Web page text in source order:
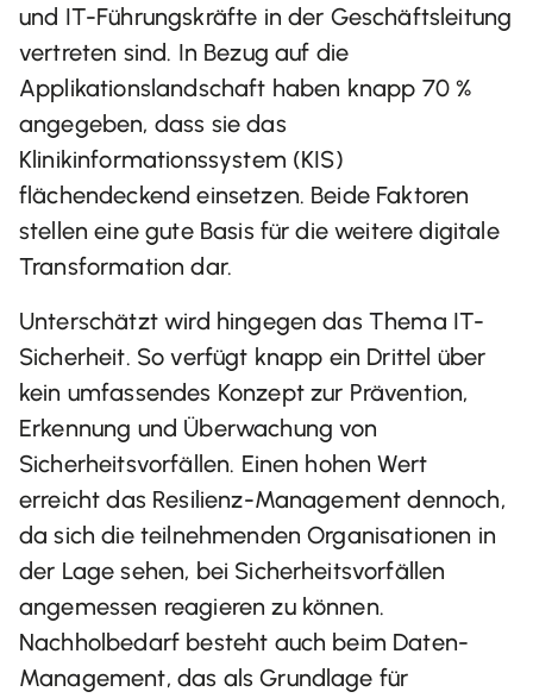
und IT-Führungskräfte in der Geschäftsleitung
vertreten sind. In Bezug auf die
Applikationslandschaft haben knapp 70 %
angegeben, dass sie das
Klinikinformationssystem (KIS)
flächendeckend einsetzen. Beide Faktoren
stellen eine gute Basis für die weitere digitale
Transformation dar.
Unterschätzt wird hingegen das Thema IT-
Sicherheit. So verfügt knapp ein Drittel über
kein umfassendes Konzept zur Prävention,
Erkennung und Überwachung von
Sicherheitsvorfällen. Einen hohen Wert
erreicht das Resilienz-Management dennoch,
da sich die teilnehmenden Organisationen in
der Lage sehen, bei Sicherheitsvorfällen
angemessen reagieren zu können.
Nachholbedarf besteht auch beim Daten-
Management, das als Grundlage für